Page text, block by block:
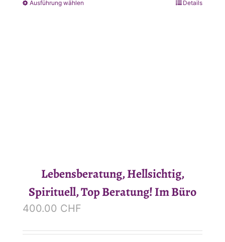
180.00 CHF
Ausführung wählen
Produktseite
gewählt
werden
Details
Lebensberatung, Hellsichtig,
Spirituell, Top Beratung! Im Büro
400.00 CHF